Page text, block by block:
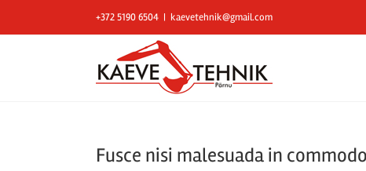
+372 5190 6504 | kaevetehnik@gmail.com
Fusce nisi malesuada in